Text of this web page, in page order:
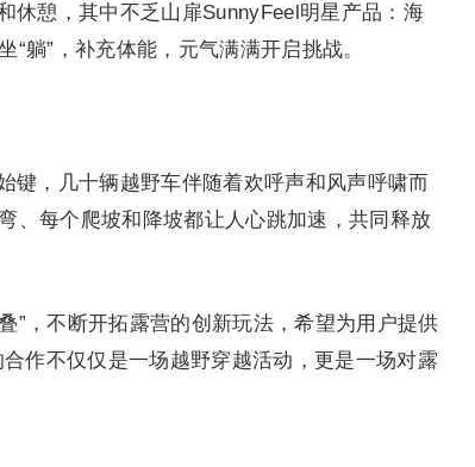
休憩，其中不乏山扉SunnyFeel明星产品：海
躺”，补充体能，元气满满开启挑战。
键，几十辆越野车伴随着欢呼声和风声呼啸而
、每个爬坡和降坡都让人心跳加速，共同释放
”，不断开拓露营的创新玩法，希望为用户提供
作不仅仅是一场越野穿越活动，更是一场对露